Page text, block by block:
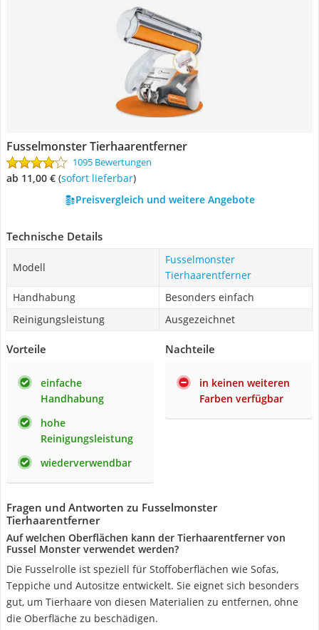
Fusselmonster Tierhaarentferner
1095 Bewertungen
ab 11,00 € ( Sofort lieferbar)
Preisvergleich und weitere Angebote
Technische Details
Modell
Fusselmonster
Tierhaarentferner
Handhabung
Besonders einfach
Reinigungsleistung
Ausgezeichnet
Vorteile
einfache
Handhabung
hohe
Reinigungsleistung
wiederverwendbar
Nachteile
in keinen weiteren
Farben verfügbar
Fragen und Antworten zu Fusselmonster
Tierhaarentferner
Auf welchen Oberflächen kann der Tierhaarentferner von
Fussel Monster verwendet werden?
Die Fusselrolle ist speziell für Stoffoberflächen wie Sofas,
Teppiche und Autositze entwickelt. Sie eignet sich besonders
gut, um Tierhaare von diesen Materialien zu entfernen, ohne
die Oberfläche zu beschädigen.